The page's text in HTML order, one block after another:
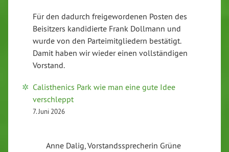
Für den dadurch freigewordenen Posten des
Beisitzers kandidierte Frank Dollmann und
wurde von den Parteimitgliedern bestätigt.
Damit haben wir wieder einen vollständigen
Vorstand.
Calisthenics Park wie man eine gute Idee
verschleppt
7. Juni 2026
Anne Dalig, Vorstandssprecherin Grüne